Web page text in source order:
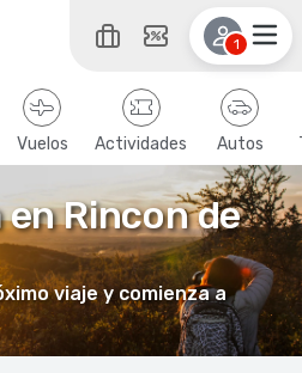
1
Vuelos Actividades Autos
Rincon de
viaje y comienza a